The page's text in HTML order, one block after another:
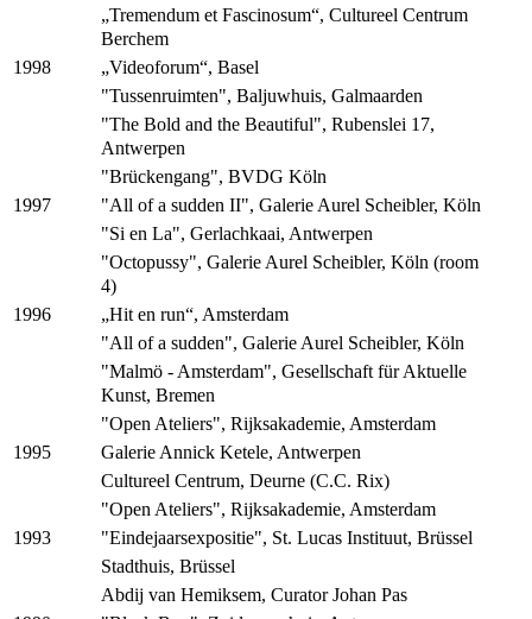
„Tremendum et Fascinosum“, Cultureel Centrum
Berchem
1998
„Videoforum“, Basel
"Tussenruimten", Baljuwhuis, Galmaarden
"The Bold and the Beautiful", Rubenslei 17,
Antwerpen
"Brückengang", BVDG Köln
1997
"All of a sudden II", Galerie Aurel Scheibler, Köln
"Si en La", Gerlachkaai, Antwerpen
"Octopussy", Galerie Aurel Scheibler, Köln (room
4)
1996
„Hit en run“, Amsterdam
"All of a sudden", Galerie Aurel Scheibler, Köln
"Malmö - Amsterdam", Gesellschaft für Aktuelle
Kunst, Bremen
"Open Ateliers", Rijksakademie, Amsterdam
1995
Galerie Annick Ketele, Antwerpen
Cultureel Centrum, Deurne (C.C. Rix)
"Open Ateliers", Rijksakademie, Amsterdam
1993
"Eindejaarsexpositie", St. Lucas Instituut, Brüssel
Stadthuis, Brüssel
Abdij van Hemiksem, Curator Johan Pas